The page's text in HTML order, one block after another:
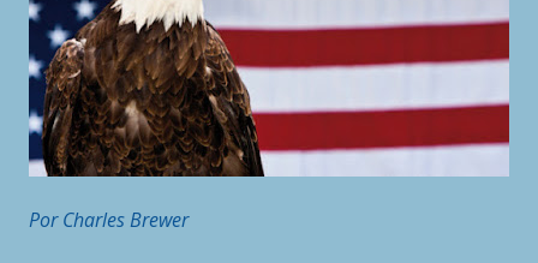
Por Charles Brewer